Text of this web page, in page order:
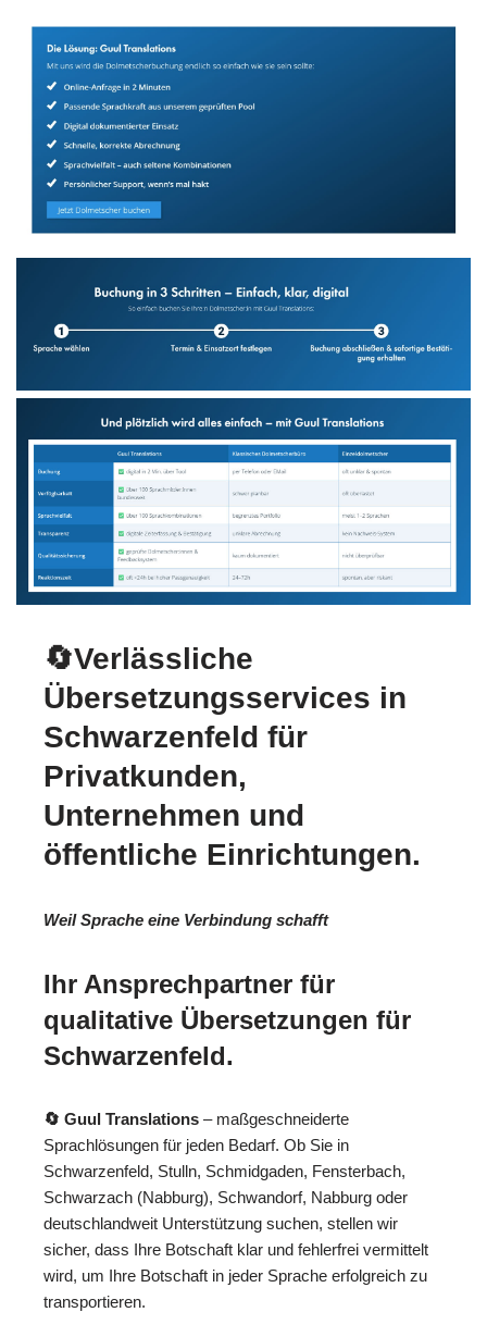
🔄Verlässliche
Übersetzungsservices in
Schwarzenfeld für
Privatkunden,
Unternehmen und
öffentliche Einrichtungen.
Weil Sprache eine Verbindung schafft
Ihr Ansprechpartner für
qualitative Übersetzungen für
Schwarzenfeld.
🔄 Guul Translations – maßgeschneiderte
Sprachlösungen für jeden Bedarf. Ob Sie in
Schwarzenfeld, Stulln, Schmidgaden, Fensterbach,
Schwarzach (Nabburg), Schwandorf, Nabburg oder
deutschlandweit Unterstützung suchen, stellen wir
sicher, dass Ihre Botschaft klar und fehlerfrei vermittelt
wird, um Ihre Botschaft in jeder Sprache erfolgreich zu
transportieren.